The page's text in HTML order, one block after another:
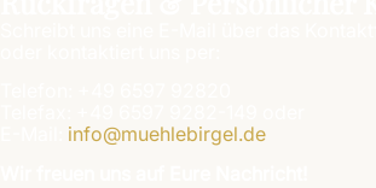
info@muehlebirgel.de